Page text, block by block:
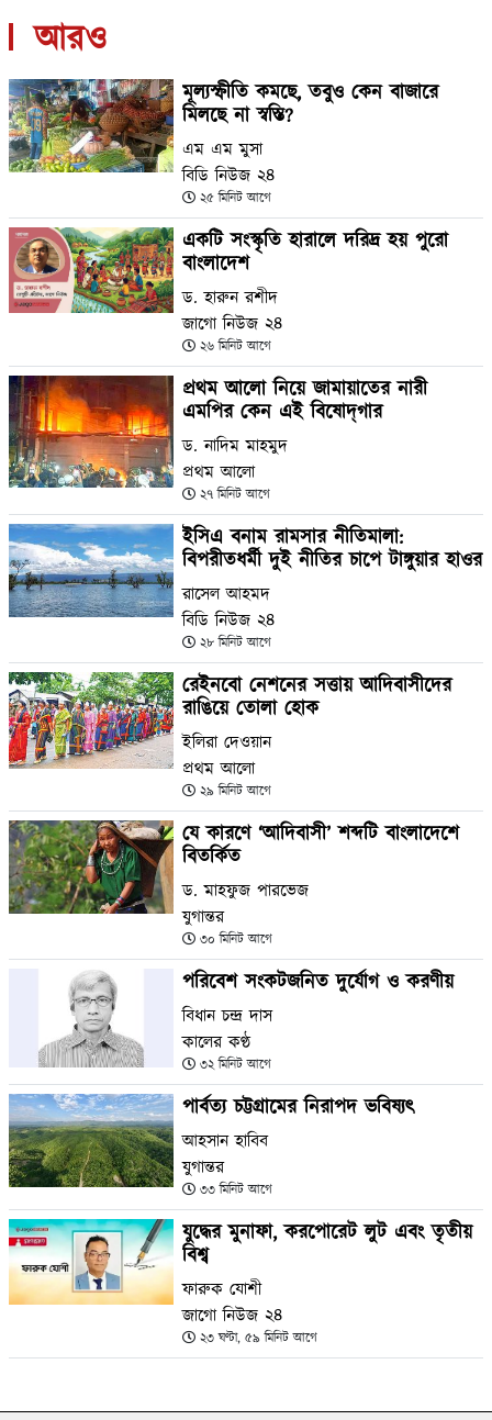
আরও
মূল্যস্ফীতি কমছে, তবুও কেন বাজারে
মিলছে না স্বস্তি?
এম এম মুসা
বিডি নিউজ ২৪
২৫ মিনিট আগে
একটি সংস্কৃতি হারালে দরিদ্র হয় পুরো
বাংলাদেশ
ড. হারুন রশীদ
জাগো নিউজ ২৪
২৬ মিনিট আগে
প্রথম আলো নিয়ে জামায়াতের নারী
এমপির কেন এই বিষোদ্‌গার
ড. নাদিম মাহমুদ
প্রথম আলো
২৭ মিনিট আগে
ইসিএ বনাম রামসার নীতিমালা:
বিপরীতধর্মী দুই নীতির চাপে টাঙ্গুয়ার হাওর
রাসেল আহমদ
বিডি নিউজ ২৪
২৮ মিনিট আগে
রেইনবো নেশনের সত্তায় আদিবাসীদের
রাঙিয়ে তোলা হোক
ইলিরা দেওয়ান
প্রথম আলো
২৯ মিনিট আগে
যে কারণে ‘আদিবাসী’ শব্দটি বাংলাদেশে
বিতর্কিত
ড. মাহফুজ পারভেজ
যুগান্তর
৩০ মিনিট আগে
পরিবেশ সংকটজনিত দুর্যোগ ও করণীয়
বিধান চন্দ্র দাস
কালের কণ্ঠ
৩২ মিনিট আগে
পার্বত্য চট্টগ্রামের নিরাপদ ভবিষ্যৎ
আহসান হাবিব
যুগান্তর
৩৩ মিনিট আগে
যুদ্ধের মুনাফা, করপোরেট লুট এবং তৃতীয়
বিশ্ব
ফারুক যোশী
জাগো নিউজ ২৪
২৩ ঘণ্টা, ৫৯ মিনিট আগে